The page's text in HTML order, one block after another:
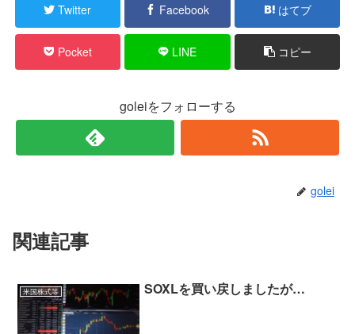
Twitter Facebook はてブ
Pocket LINE コピー
goleiをフォローする
golei
関連記事
米国株式等 SOXLを買い戻しましたが…